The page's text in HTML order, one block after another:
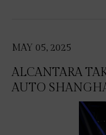
MAY 05, 2025
ALCANTARA
AUTO